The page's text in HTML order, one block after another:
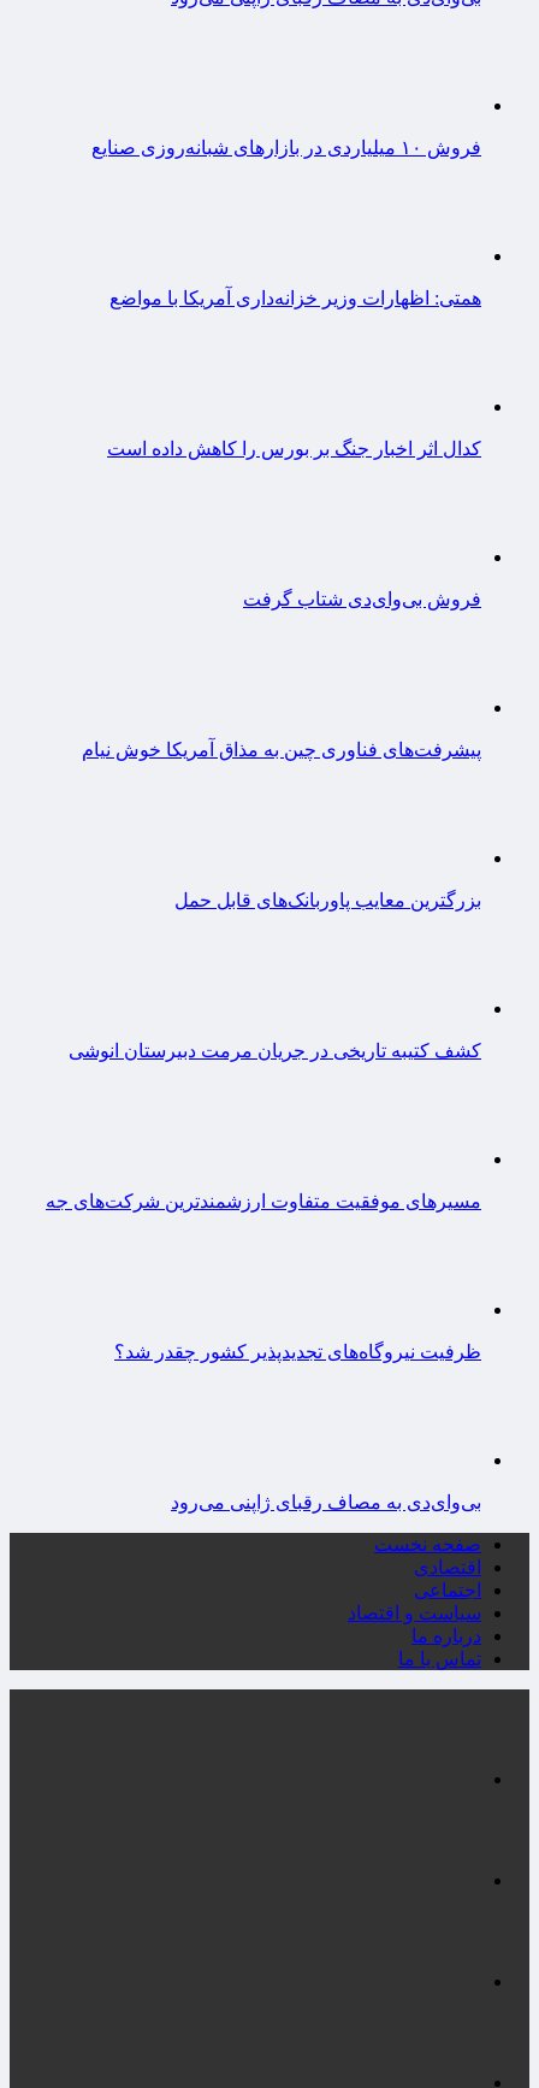
فروش ۱۰ میلیاردی در بازارهای شبانه‌روزی صنایع
همتی: اظهارات وزیر خزانه‌داری آمریکا با مواضع
کدال اثر اخبار جنگ بر بورس را کاهش داده است
فروش بی‌وای‌دی شتاب گرفت
پیشرفت‌های فناوری چین به مذاق آمریکا خوش نیام
بزرگترین معایب پاوربانک‌های قابل حمل
کشف کتیبه تاریخی در جریان مرمت دبیرستان انوشی
مسیرهای موفقیت متفاوت ارزشمندترین شرکت‌های جه
ظرفیت نیروگاه‌های تجدیدپذیر کشور چقدر شد؟
بی‌وای‌دی به مصاف رقبای ژاپنی می‌رود
صفحه نخست
اقتصادی
اجتماعی
سیاست و اقتصاد
درباره ما
تماس با ما